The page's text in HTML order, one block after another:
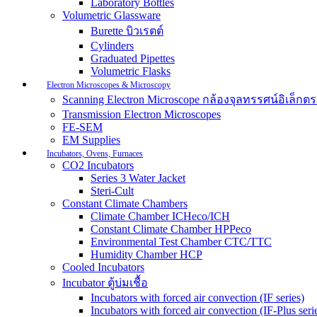
Laboratory Bottles
Volumetric Glassware
Burette บิวเรตต์
Cylinders
Graduated Pipettes
Volumetric Flasks
Electron Microscopes & Microscopy
Scanning Electron Microscope กล้องจุลทรรศน์อิเล็ก
Transmission Electron Microscopes
FE-SEM
EM Supplies
Incubators, Ovens, Furnaces
CO2 Incubators
Series 3 Water Jacket
Steri-Cult
Constant Climate Chambers
Climate Chamber ICHeco/ICH
Constant Climate Chamber HPPeco
Environmental Test Chamber CTC/TTC
Humidity Chamber HCP
Cooled Incubators
Incubator ตู้บ่มเชื้อ
Incubators with forced air convection (IF series)
Incubators with forced air convection (IF-Plus